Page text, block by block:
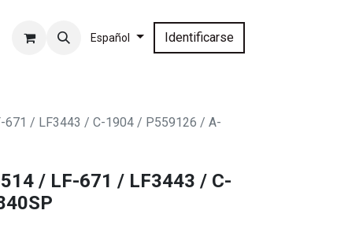
Español Identificarse
671 / LF3443 / C-1904 / P559126 / A-
514 / LF-671 / LF3443 / C-